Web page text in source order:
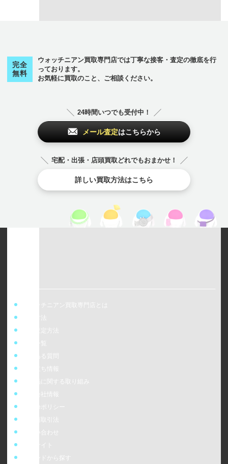
完全
無料
ウォッチニアン買取専門店では丁寧な接客・査定の徹底を行
っております。
お気軽に買取のこと、ご相談ください。
24時間いつでも受付中！
メール査定はこちらから
宅配・出張・店頭買取どれでもおまかせ！
詳しい買取方法はこちら
ウォッチニアン買取専門店とは
買取方法
事前査定方法
店舗一覧
よくある質問
偽造品に関する取り組み
cookieポリシー
特定商取引法
お問い合わせ
販売サイト
ブランドから探す